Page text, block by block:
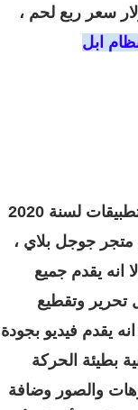
عديدة تدفع فقط 2.99 دولار سعر ربع لحم ،
ابل
تطبيق المونتاج VITA يعد من افضل التطبيقات لسنة 2020
جوجل بلاي ،
انه يقدم جميع
تحرير وتقطيع
يقدم فيديو بجودة
بطيئة الحركة
والصور وضافة